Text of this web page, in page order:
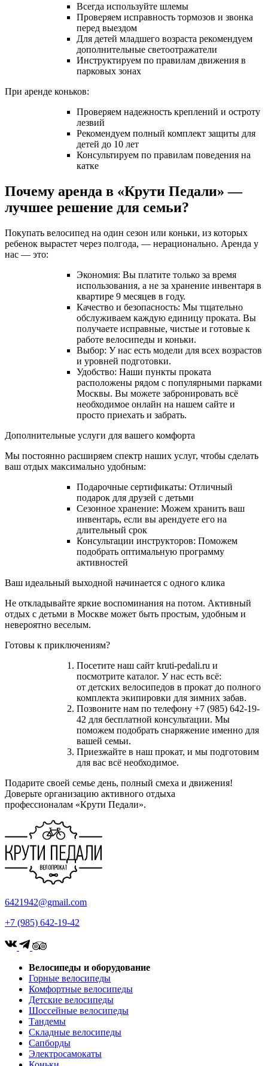
Всегда используйте шлемы
Проверяем исправность тормозов и звонка
перед выездом
Для детей младшего возраста рекомендуем
дополнительные светоотражатели
Инструктируем по правилам движения в
парковых зонах
При аренде коньков:
Проверяем надежность креплений и остроту
лезвий
Рекомендуем полный комплект защиты для
детей до 10 лет
Консультируем по правилам поведения на
катке
Почему аренда в «Крути Педали» —
лучшее решение для семьи?
Покупать велосипед на один сезон или коньки, из которых
ребенок вырастет через полгода, — нерационально. Аренда у
нас — это:
Экономия: Вы платите только за время
использования, а не за хранение инвентаря в
квартире 9 месяцев в году.
Качество и безопасность: Мы тщательно
обслуживаем каждую единицу проката. Вы
получаете исправные, чистые и готовые к
работе велосипеды и коньки.
Выбор: У нас есть модели для всех возрастов
и уровней подготовки.
Удобство: Наши пункты проката
расположены рядом с популярными парками
Москвы. Вы можете забронировать всё
необходимое онлайн на нашем сайте и
просто приехать и забрать.
Дополнительные услуги для вашего комфорта
Мы постоянно расширяем спектр наших услуг, чтобы сделать
ваш отдых максимально удобным:
Подарочные сертификаты: Отличный
подарок для друзей с детьми
Сезонное хранение: Можем хранить ваш
инвентарь, если вы арендуете его на
длительный срок
Консультации инструкторов: Поможем
подобрать оптимальную программу
активностей
Ваш идеальный выходной начинается с одного клика
Не откладывайте яркие воспоминания на потом. Активный
отдых с детьми в Москве может быть простым, удобным и
невероятно веселым.
Готовы к приключениям?
Посетите наш сайт kruti-pedali.ru и
посмотрите каталог. У нас есть всё:
от детских велосипедов в прокат до полного
комплекта экипировки для зимних забав.
Позвоните нам по телефону +7 (985) 642-19-
42 для бесплатной консультации. Мы
поможем подобрать снаряжение именно для
вашей семьи.
Приезжайте в наш прокат, и мы подготовим
для вас всё необходимое.
Подарите своей семье день, полный смеха и движения!
Доверьте организацию активного отдыха
профессионалам «Крути Педали».
6421942@gmail.com
+7 (985) 642-19-42
Велосипеды и оборудование
Горные велосипеды
Комфортные велосипеды
Детские велосипеды
Шоссейные велосипеды
Тандемы
Складные велосипеды
Сапборды
Электросамокаты